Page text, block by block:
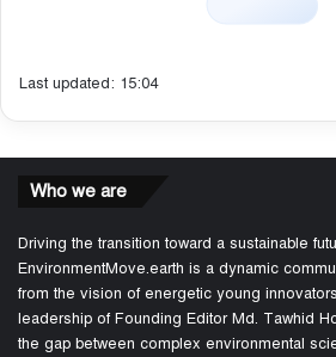
Last updated: 15:04
Who we are
Driving the transition toward a sustainable
EnvironmentMove.earth is a dynamic
from the vision of energetic young
leadership of Founding Editor Md. Tawhid
the gap between complex environmental